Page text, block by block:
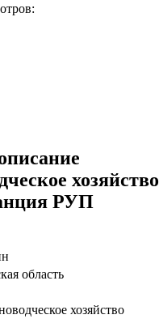
хозяйство
РУП
область
хозяйство